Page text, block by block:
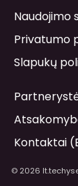
Naudojimo
Privatumo
Slapukų
Kontaktai
© 2026